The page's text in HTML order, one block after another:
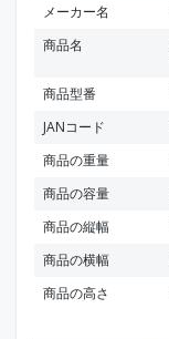
メーカー名
商品名
商品型番
JANコード
商品の重量
商品の容量
商品の縦幅
商品の横幅
商品の高さ